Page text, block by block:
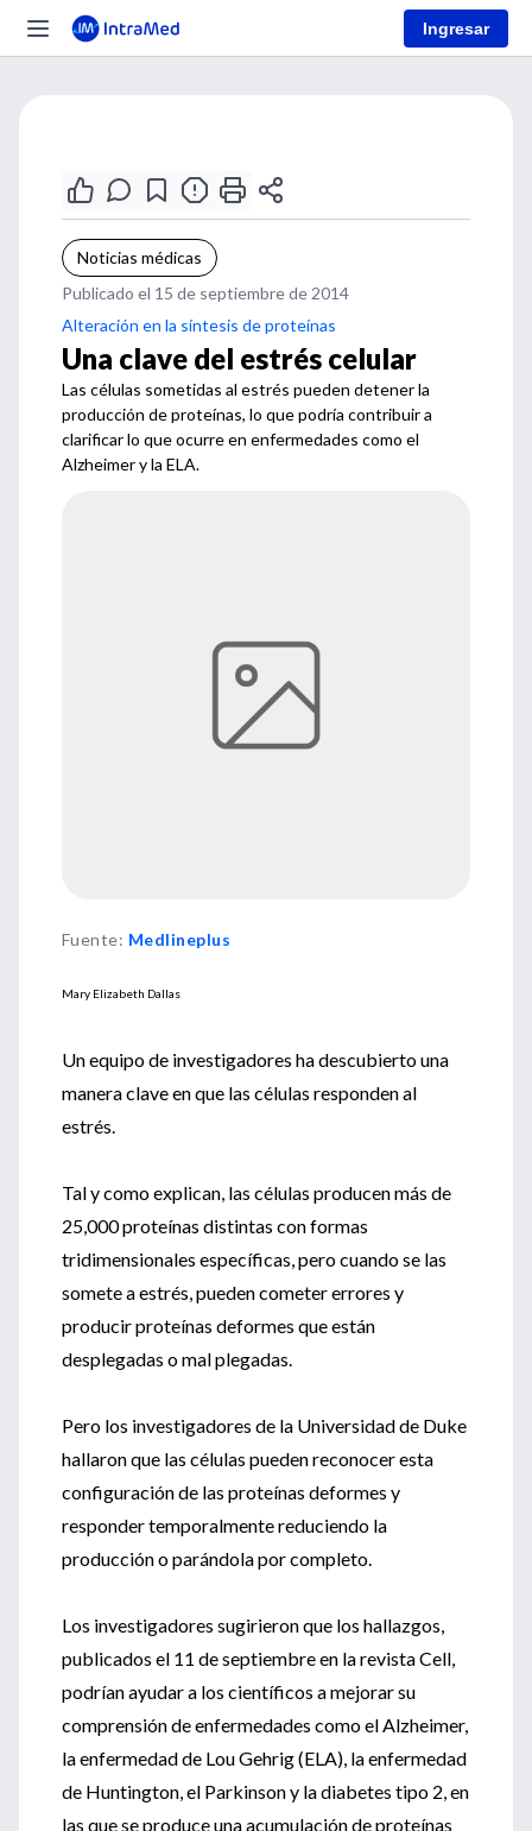
Ingresar
Noticias médicas
Publicado el 15 de septiembre de 2014
Alteración en la síntesis de proteínas
Una clave del estrés celular
Las células sometidas al estrés pueden detener la
producción de proteínas, lo que podría contribuir a
clarificar lo que ocurre en enfermedades como el
Alzheimer y la ELA.
Fuente: Medlineplus
Mary Elizabeth Dallas
Un equipo de investigadores ha descubierto una
manera clave en que las células responden al
estrés.
Tal y como explican, las células producen más de
25,000 proteínas distintas con formas
tridimensionales específicas, pero cuando se las
somete a estrés, pueden cometer errores y
producir proteínas deformes que están
desplegadas o mal plegadas.
Pero los investigadores de la Universidad de Duke
hallaron que las células pueden reconocer esta
configuración de las proteínas deformes y
responder temporalmente reduciendo la
producción o parándola por completo.
Los investigadores sugirieron que los hallazgos,
publicados el 11 de septiembre en la revista Cell,
podrían ayudar a los científicos a mejorar su
comprensión de enfermedades como el Alzheimer,
la enfermedad de Lou Gehrig (ELA), la enfermedad
de Huntington, el Parkinson y la diabetes tipo 2, en
las que se produce una acumulación de proteínas